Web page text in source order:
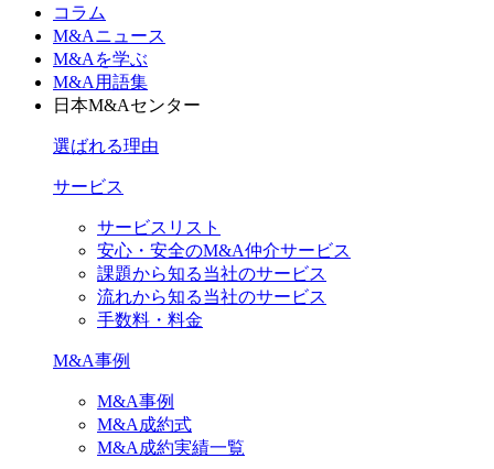
コラム
M&Aニュース
M&Aを学ぶ
M&A用語集
日本M&Aセンター
選ばれる理由
サービス
サービスリスト
安心・安全のM&A仲介サービス
課題から知る当社のサービス
流れから知る当社のサービス
手数料・料金
M&A事例
M&A事例
M&A成約式
M&A成約実績一覧